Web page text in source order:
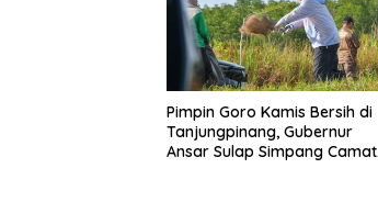
Pimpin Goro Kamis Bersih di
Tanjungpinang, Gubernur
Ansar Sulap Simpang Camat